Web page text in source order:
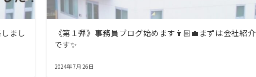
まし
《第１弾》事務員ブログ始めます👩🏻‍💼まずは会社紹介
です✨
2024年7月26日